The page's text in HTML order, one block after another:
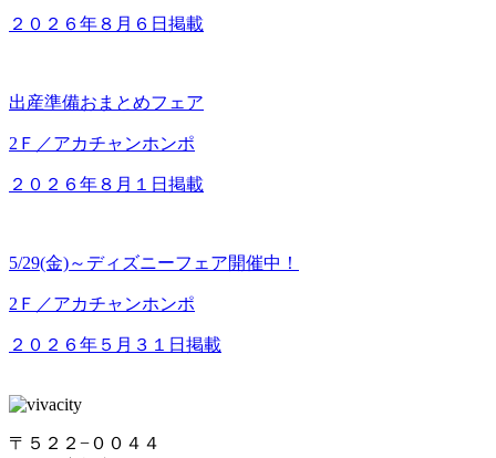
２０２６年８月６日掲載
出産準備おまとめフェア
2Ｆ／アカチャンホンポ
２０２６年８月１日掲載
5/29(金)～ディズニーフェア開催中！
2Ｆ／アカチャンホンポ
２０２６年５月３１日掲載
〒５２２−００４４